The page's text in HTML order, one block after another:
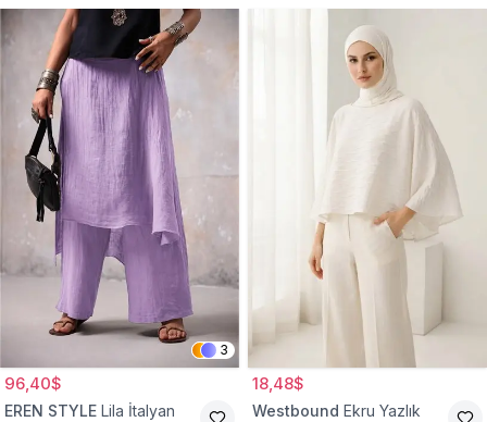
3
96,40$
EREN STYLE Lila İtalyan
18,48$
Westbound Ekru Yazlık